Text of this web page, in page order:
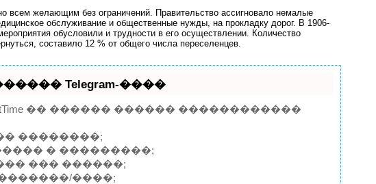
всем желающим без ограничений. Правительство ассигновало немалые
обслуживание и общественные нужды, на прокладку дорог. В 1906-
обусловили и трудности в его осуществлении. Количество
составило 12 % от общего числа переселенцев.
Telegram-����
�� ������ ������ ������������
��������;
� ���������;
��� ������;
����;